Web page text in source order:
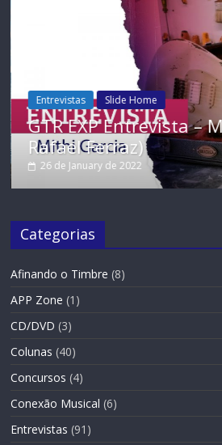
Entrevistas Slide Home
GTR EXP Entrevista –
Rafael Ferraz)
26 de January de 2022
Categorias
Afinando o Timbre (8)
APP Zone (1)
CD/DVD (3)
Colunas (40)
Concursos (4)
Conexão Musical (6)
Entrevistas (91)